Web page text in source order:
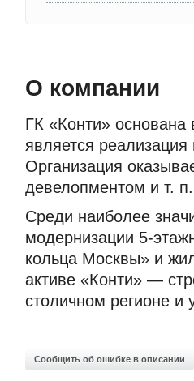
О компании
ГК «Конти» основана
является
Организация
девелопментом и т. п.
Среди наиболее
модернизации 5-
кольца Москвы» и
активе «Конти» —
столичном регионе и
Сообщить об ошибке в описании